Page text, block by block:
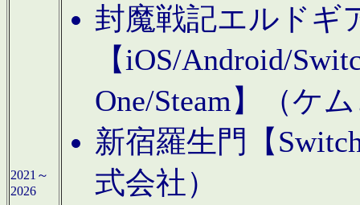
2021～
2026
封魔戦記エルドギ
【iOS/Android/
One/Steam】（ケ
新宿羅生門【
式会社）